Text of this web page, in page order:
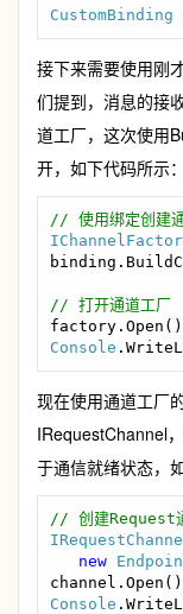
CustomBinding
接下来需要使用刚
们提到，消息的接
道工厂，这次使用
开，如下代码所示：
Console
现在使用通道工厂
IRequestChannel
于通信就绪状态，
new
Console